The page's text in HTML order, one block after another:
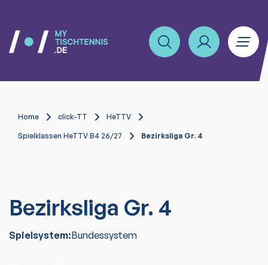
Home click-TT HeTTV
Spielklassen HeTTV B4 26/27 Bezirksliga Gr. 4
Bezirksliga Gr. 4
Spielsystem:Bundessystem